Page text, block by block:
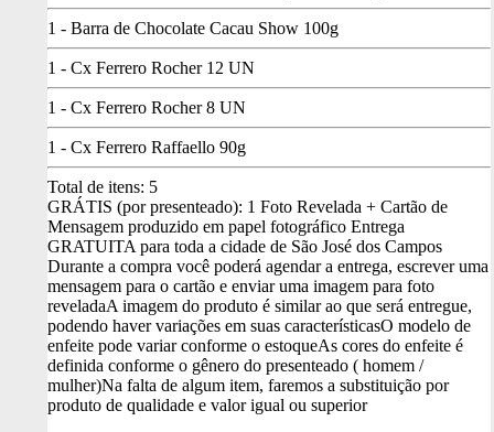
1 - Barra de Chocolate Cacau Show 100g
1 - Cx Ferrero Rocher 12 UN
1 - Cx Ferrero Rocher 8 UN
1 - Cx Ferrero Raffaello 90g
Total de itens: 5
GRÁTIS (por presenteado): 1 Foto Revelada + Cartão de
Mensagem produzido em papel fotográfico Entrega
GRATUITA para toda a cidade de São José dos Campos
Durante a compra você poderá agendar a entrega, escrever uma
mensagem para o cartão e enviar uma imagem para foto
reveladaA imagem do produto é similar ao que será entregue,
podendo haver variações em suas característicasO modelo de
enfeite pode variar conforme o estoqueAs cores do enfeite é
definida conforme o gênero do presenteado ( homem /
mulher)Na falta de algum item, faremos a substituição por
produto de qualidade e valor igual ou superior